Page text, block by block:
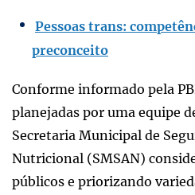
Pessoas trans:
preconceito
Conforme informado pela
planejadas por uma equipe
Secretaria Municipal de
Nutricional (SMSAN)
públicos e priorizando